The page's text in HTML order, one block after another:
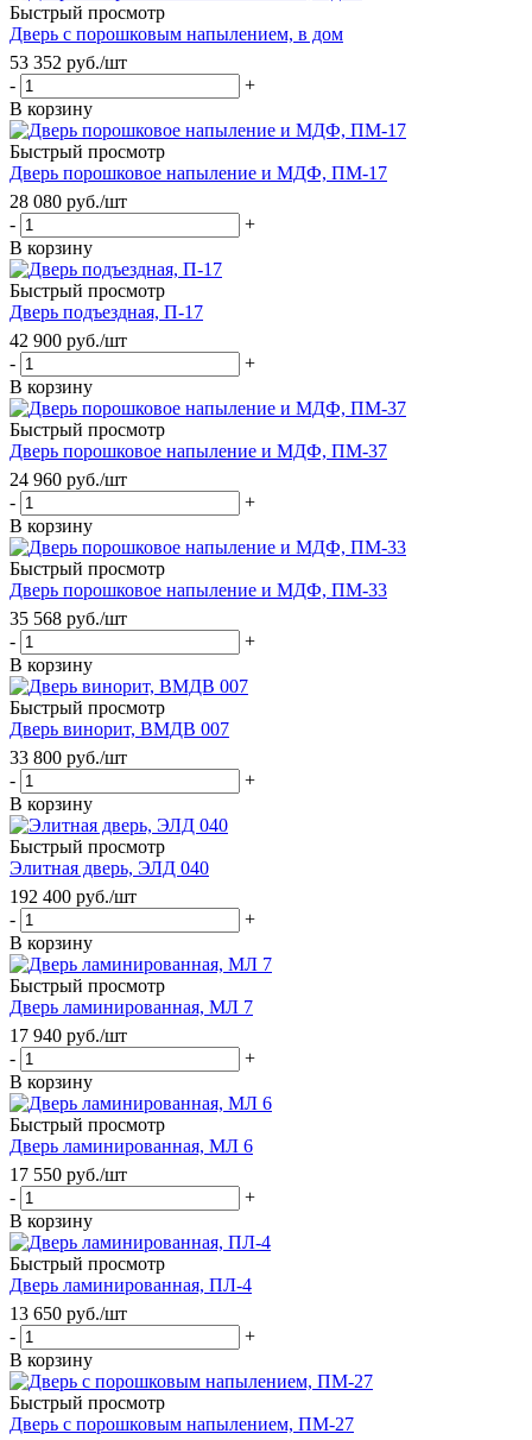
Быстрый просмотр
Дверь с порошковым напылением, в дом
53 352 руб./шт
-
+
В корзину
Быстрый просмотр
Дверь порошковое напыление и МДФ, ПМ-17
28 080 руб./шт
-
+
В корзину
Быстрый просмотр
Дверь подъездная, П-17
42 900 руб./шт
-
+
В корзину
Быстрый просмотр
Дверь порошковое напыление и МДФ, ПМ-37
24 960 руб./шт
-
+
В корзину
Быстрый просмотр
Дверь порошковое напыление и МДФ, ПМ-33
35 568 руб./шт
-
+
В корзину
Быстрый просмотр
Дверь винорит, ВМДВ 007
33 800 руб./шт
-
+
В корзину
Быстрый просмотр
Элитная дверь, ЭЛД 040
192 400 руб./шт
-
+
В корзину
Быстрый просмотр
Дверь ламинированная, МЛ 7
17 940 руб./шт
-
+
В корзину
Быстрый просмотр
Дверь ламинированная, МЛ 6
17 550 руб./шт
-
+
В корзину
Быстрый просмотр
Дверь ламинированная, ПЛ-4
13 650 руб./шт
-
+
В корзину
Быстрый просмотр
Дверь с порошковым напылением, ПМ-27